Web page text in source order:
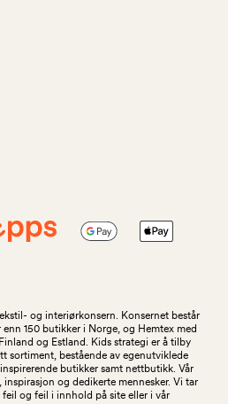
og interiørkonsern. Konsernet består
150 butikker i Norge, og Hemtex med
og Estland. Kids strategi er å tilby
sortiment, bestående av egenutviklede
butikker samt nettbutikk. Vår
og dedikerte mennesker. Vi tar
og feil i innhold på site eller i vår